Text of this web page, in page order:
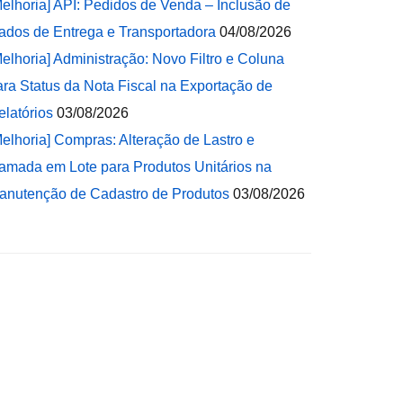
API: Pedidos de Venda – Inclusão de
de Entrega e Transportadora 04/08/2026
Administração: Novo Filtro e Coluna
Status da Nota Fiscal na Exportação de
03/08/2026
Compras: Alteração de Lastro e
em Lote para Produtos Unitários na
de Cadastro de Produtos 03/08/2026